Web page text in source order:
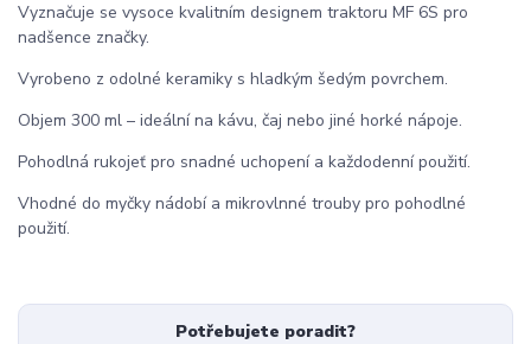
Vyznačuje se vysoce kvalitním designem traktoru MF 6S pro
nadšence značky.
Vyrobeno z odolné keramiky s hladkým šedým povrchem.
Objem 300 ml – ideální na kávu, čaj nebo jiné horké nápoje.
Pohodlná rukojeť pro snadné uchopení a každodenní použití.
Vhodné do myčky nádobí a mikrovlnné trouby pro pohodlné
použití.
Potřebujete poradit?